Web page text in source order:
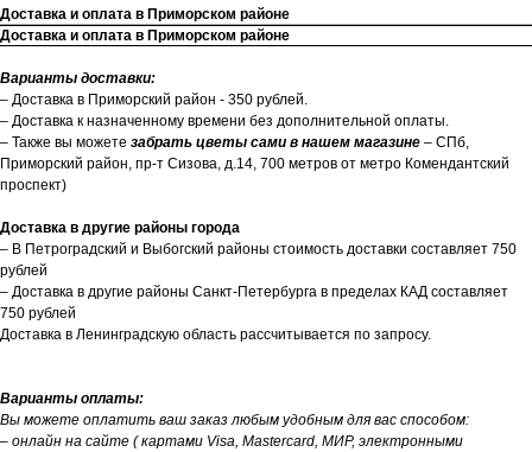
Доставка и оплата в Приморском районе
Доставка и оплата в Приморском районе
Варианты доставки:
– Доставка в Приморский район - 350 рублей.
– Доставка к назначенному времени без дополнительной оплаты.
– Также вы можете забрать цветы сами в нашем магазине – СПб,
Приморский район, пр-т Сизова, д.14, 700 метров от метро Комендантский
проспект)
Доставка в другие районы города
– В Петроградский и Выбогский районы стоимость доставки составляет 750
рублей
– Доставка в другие районы Санкт-Петербурга в пределах КАД составляет
750 рублей
Доставка в Ленинградскую область рассчитывается по запросу.
Варианты оплаты:
Вы можете оплатить ваш заказ любым удобным для вас способом:
– онлайн на сайте ( картами Visa, Mastercard, МИР, электронными